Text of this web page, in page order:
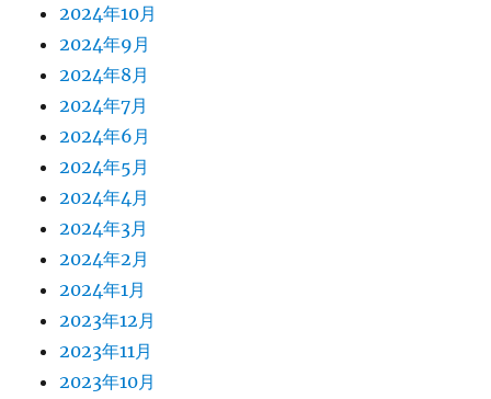
2024年10月
2024年9月
2024年8月
2024年7月
2024年6月
2024年5月
2024年4月
2024年3月
2024年2月
2024年1月
2023年12月
2023年11月
2023年10月